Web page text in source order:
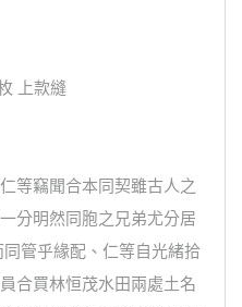
上款縫
等竊聞合本同契雖古人之
分明然同胞之兄弟尤分居
管乎緣配、仁等自光緒拾
合買林恒茂水田兩處土名